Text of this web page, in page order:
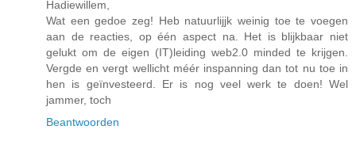
Hadiewillem,
Wat een gedoe zeg! Heb natuurlijjk weinig toe te voegen
aan de reacties, op één aspect na. Het is blijkbaar niet
gelukt om de eigen (IT)leiding web2.0 minded te krijgen.
Vergde en vergt wellicht méér inspanning dan tot nu toe in
hen is geïnvesteerd. Er is nog veel werk te doen! Wel
jammer, toch
Beantwoorden